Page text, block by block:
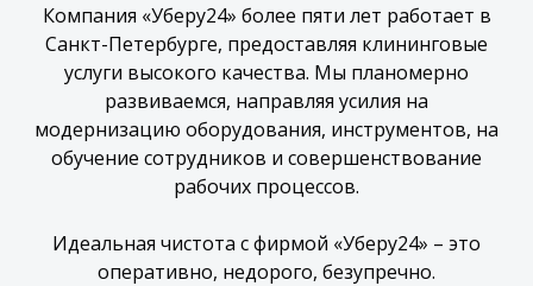
Компания «Уберу24» более пяти лет работает в
Санкт-Петербурге, предоставляя клининговые
услуги высокого качества. Мы планомерно
развиваемся, направляя усилия на
модернизацию оборудования, инструментов, на
обучение сотрудников и совершенствование
рабочих процессов.
Идеальная чистота с фирмой «Уберу24» – это
оперативно, недорого, безупречно.